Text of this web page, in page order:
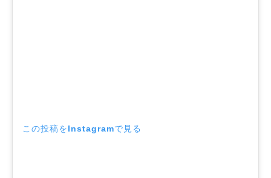
この投稿をInstagramで見る